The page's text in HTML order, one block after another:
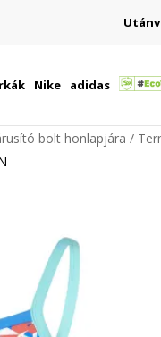
Nike adidas
bolt honlapjára